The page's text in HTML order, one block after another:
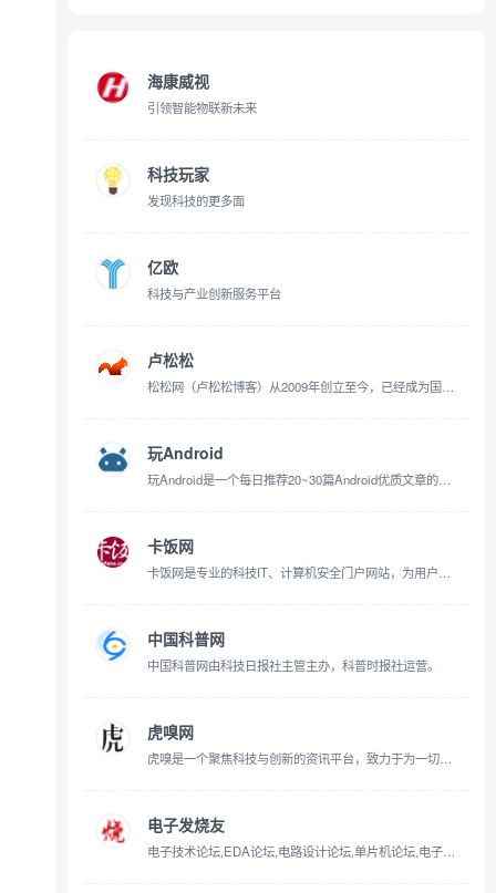
海康威视
引领智能物联新未来
科技玩家
发现科技的更多面
亿欧
科技与产业创新服务平台
卢松松
松松网（卢松松博客）从2009年创立至今，已经成为国内知名的垂直网站之一。我们一直致力于提供前沿的网络推广知识，为草根站长与创业者提供全面的网络推广、网络营销、网站优化、创业故事等文章。
玩Android
玩Android是一个每日推荐20~30篇Android优质文章的站点，提供Android常用工具和常用网站，并以知识体系的形式展现所有的文章分类。
卡饭网
卡饭网是专业的科技IT、计算机安全门户网站，为用户提供实时的科技资讯、计算机安全新闻，旗下卡饭论坛是国内知名的计算机安全论坛。
中国科普网
中国科普网由科技日报社主管主办，科普时报社运营。
虎嗅网
虎嗅是一个聚焦科技与创新的资讯平台，致力于为一切热爱思考与发现的用户，提供有效率的信息服务。内容包含前沿科技、汽车、消费、商业、医疗、健康、社会文化、金融财经、出海、国际热点、游戏、娱乐、3C数码、书影音等
电子发烧友
电子技术论坛,EDA论坛,电路设计论坛,单片机论坛,电子行业分析,电子发烧友,工程师乐园,嵌入式系统,labview论坛,半导体技术天地为电子工程师提供最新技术资料与应用设计方案,是业内最受欢迎的电子发烧友电子工程师互动交流平台之一.并特为电子工程师举办免费电子发烧友技术讲座,成为电子工程师的乐园.